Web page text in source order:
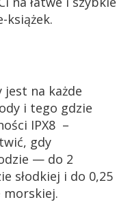
książek.
na każde
i tego gdzie
IPX8 –
gdy
— do 2
słodkiej i do 0,25
morskiej.